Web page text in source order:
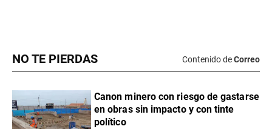
NO TE PIERDAS Contenido deCorreo
Canon minero con riesgo de gastarse
en obras sin impacto y con tinte
político